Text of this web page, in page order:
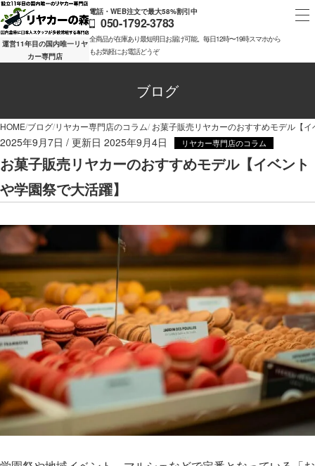
運営11年目の国内唯一リヤ
カー専門店
電話・WEB注文で最大58%割引中
050-1792-3783
全商品が在庫あり最短明日お届け可能。毎日12時〜19時スマホから
もお気軽にお電話どうぞ
ブログ
HOMEブログリヤカー専門店のコラム お菓子販売リヤカーのおすすめモデル【
2025年9月7日 2025年9月4日 リヤカー専門店のコラム
お菓子販売リヤカーのおすすめモデル【イベント
や学園祭で大活躍】